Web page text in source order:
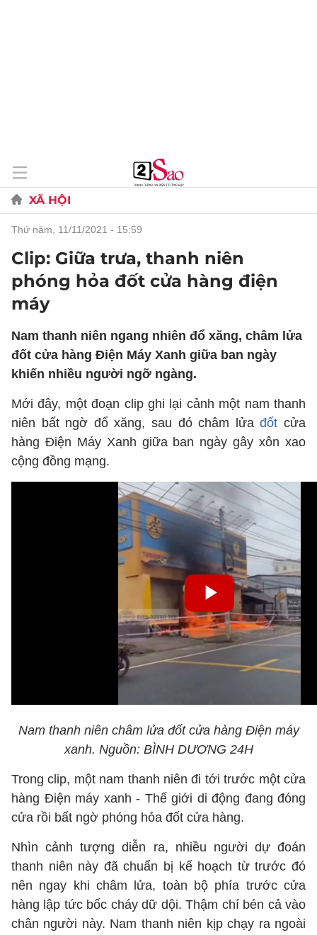
XÃ HỘI
thứ năm, 11/11/2021 - 15:59
Clip: Giữa trưa, thanh niên
phóng hỏa đốt cửa hàng điện
máy
Nam thanh niên ngang nhiên đổ xăng, châm lửa
đốt cửa hàng Điện Máy Xanh giữa ban ngày
khiến nhiều người ngỡ ngàng.
Mới đây, một đoạn clip ghi lại cảnh một nam thanh
niên bất ngờ đổ xăng, sau đó châm lửađốt cửa
hàng Điện Máy Xanh giữa ban ngày gây xôn xao
cộng đồng mạng.
Nam thanh niên châm lửa đốt cửa hàng Điện máy
xanh. Nguồn: BÌNH DƯƠNG 24H
Trong clip, một nam thanh niên đi tới trước một cửa
hàng Điện máy xanh - Thế giới di động đang đóng
cửa rồi bất ngờ phóng hỏa đốt cửa hàng.
Nhìn cảnh tượng diễn ra, nhiều người dự đoán
thanh niên này đã chuẩn bị kế hoạch từ trước đó
nên ngay khi châm lửa, toàn bộ phía trước cửa
hàng lập tức bốc cháy dữ dội. Thậm chí bén cả vào
chân người này. Nam thanh niên kịp chạy ra ngoài